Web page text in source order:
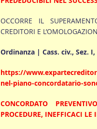
OCCORRE IL
CREDITORI E
Ordinanza | Cass. civ., Sez.
https://
nel-piano-concordatario-
CONCORDATO
PROCEDURE, INEFFICACI